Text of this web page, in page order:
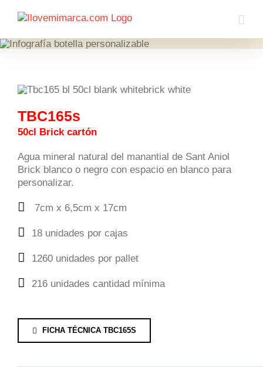
TBC165s
50cl Brick cartón
Agua mineral natural del manantial de Sant Aniol
Brick blanco o negro con espacio en blanco para
personalizar.
7cm x 6,5cm x 17cm
18 unidades por cajas
1260 unidades por pallet
216 unidades cantidad mínima
FICHA TÉCNICA TBC165S